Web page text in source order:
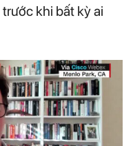
khi bất kỳ ai